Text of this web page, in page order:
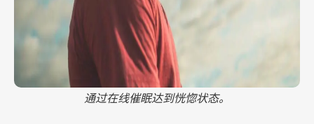
通过在线催眠达到恍惚状态。